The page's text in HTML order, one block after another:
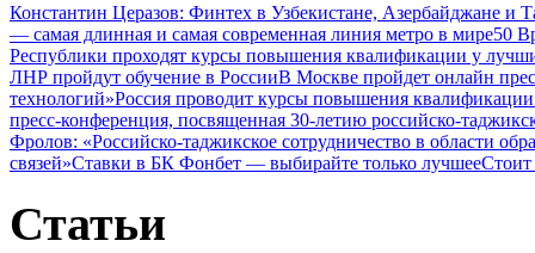
Константин Церазов: Финтех в Узбекистане, Азербайджане
— самая длинная и самая современная линия метро в мире50
Республики проходят курсы повышения квалификации у
ЛНР пройдут обучение в РоссииВ Москве пройдет онлайн
технологий»Россия проводит курсы повышения квалификации
пресс-конференция, посвященная 30-летию российско-
Фролов: «Российско-таджикское сотрудничество в области
связей»Ставки в БК Фонбет — выбирайте только лучшееСтоит
Статьи